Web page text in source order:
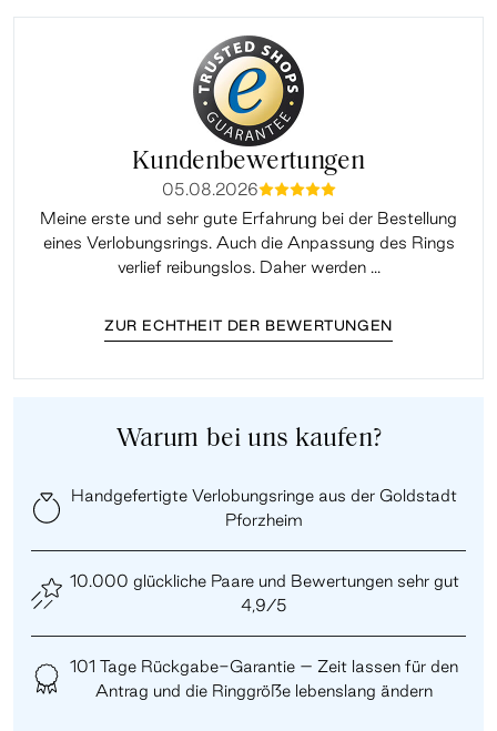
Kundenbewertungen
05.08.2026mmmmm
Meine erste und sehr gute Erfahrung bei der Bestellung
eines Verlobungsrings. Auch die Anpassung des Rings
verlief reibungslos. Daher werden ...
ZUR ECHTHEIT DER BEWERTUNGEN
Warum bei uns kaufen?
Handgefertigte Verlobungsringe aus der Goldstadt
Pforzheim
10.000 glückliche Paare und Bewertungen sehr gut
4,9/5
101 Tage Rückgabe-Garantie – Zeit lassen für den
Antrag und die Ringgröße lebenslang ändern